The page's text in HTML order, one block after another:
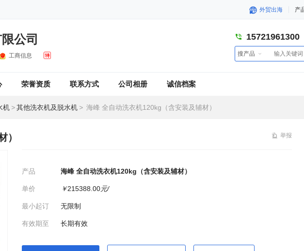
外贸出海 产
公司
工商信息
15721961300
搜产品
荣誉资质 联系方式 公司相册 诚信档案
机 >其他洗衣机及脱水机 > 海峰 全自动洗衣机120kg（含安装及辅材）
） 举报
产品 海峰 全自动洗衣机120kg（含安装及辅材）
单价 ￥215388.00元/
最小起订 无限制
有效期至 长期有效